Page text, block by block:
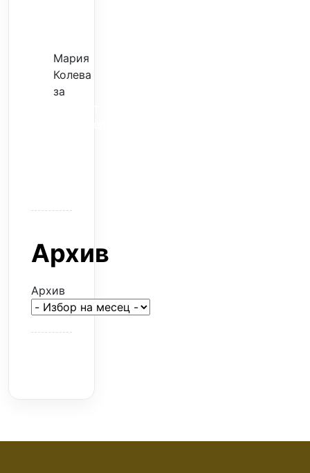
Мария
Колева
за
Архив
Архив